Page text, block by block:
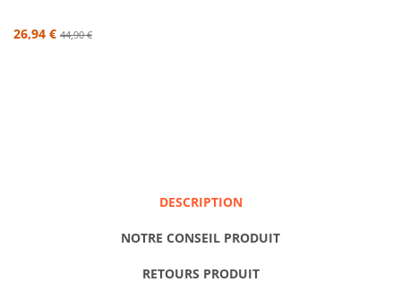
26,94 € 44,90 €
DESCRIPTION
NOTRE CONSEIL PRODUIT
RETOURS PRODUIT